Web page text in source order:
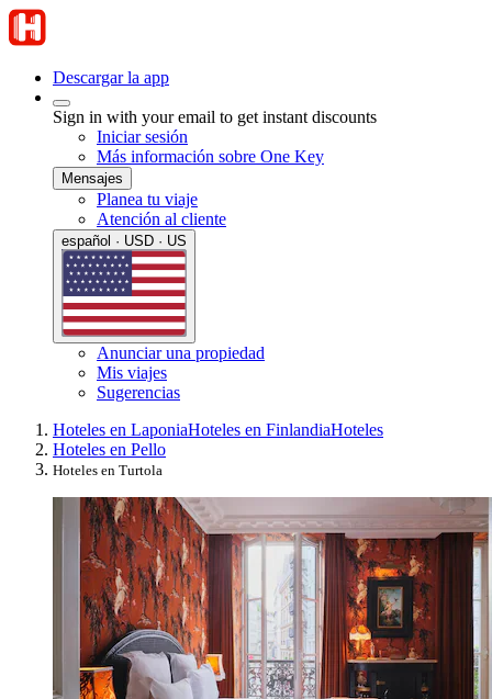
Descargar la app
Sign in with your email to get instant discounts
Iniciar sesión
Más información sobre One Key
Mensajes
Planea tu viaje
Atención al cliente
español · USD · US
Anunciar una propiedad
Mis viajes
Sugerencias
Hoteles en LaponiaHoteles en FinlandiaHoteles
Hoteles en Pello
Hoteles en Turtola